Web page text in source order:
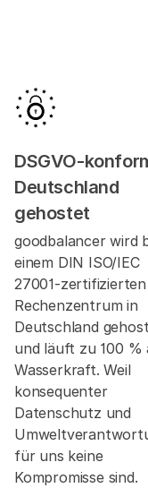
DSGVO-
Deutschland
gehostet
goodbalancer wird
einem DIN ISO/IEC
27001-zertifizierten
Rechenzentrum in
Deutschland
und läuft zu 100 %
Wasserkraft. Weil
konsequenter
Datenschutz und
für uns keine
Kompromisse sind.